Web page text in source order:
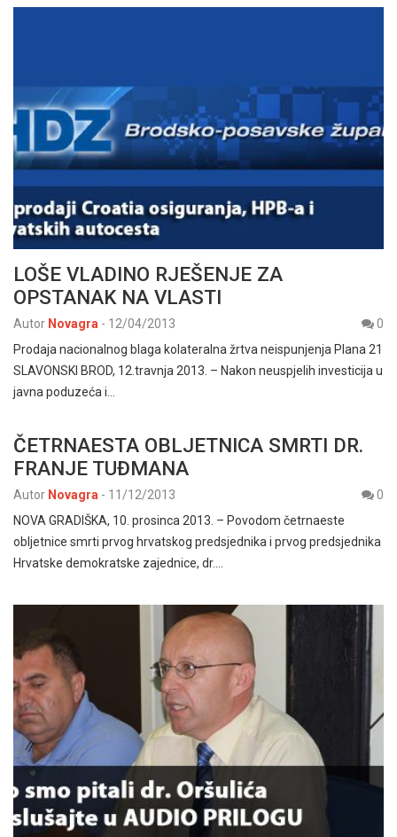
LOŠE VLADINO RJEŠENJE ZA
OPSTANAK NA VLASTI
Autor Novagra - 12/04/2013
0
Prodaja nacionalnog blaga kolateralna žrtva neispunjenja Plana 21
SLAVONSKI BROD, 12.travnja 2013. – Nakon neuspjelih investicija u
javna poduzeća i…
ČETRNAESTA OBLJETNICA SMRTI DR.
FRANJE TUĐMANA
Autor Novagra - 11/12/2013
0
NOVA GRADIŠKA, 10. prosinca 2013. – Povodom četrnaeste
obljetnice smrti prvog hrvatskog predsjednika i prvog predsjednika
Hrvatske demokratske zajednice, dr.…